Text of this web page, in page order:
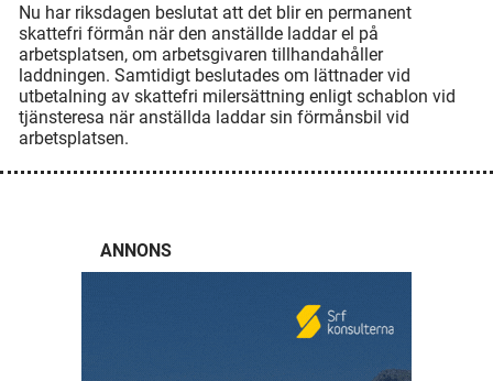
Nu har riksdagen beslutat att det blir en permanent
skattefri förmån när den anställde laddar el på
arbetsplatsen, om arbetsgivaren tillhandahåller
laddningen. Samtidigt beslutades om lättnader vid
utbetalning av skattefri milersättning enligt schablon vid
tjänsteresa när anställda laddar sin förmånsbil vid
arbetsplatsen.
ANNONS